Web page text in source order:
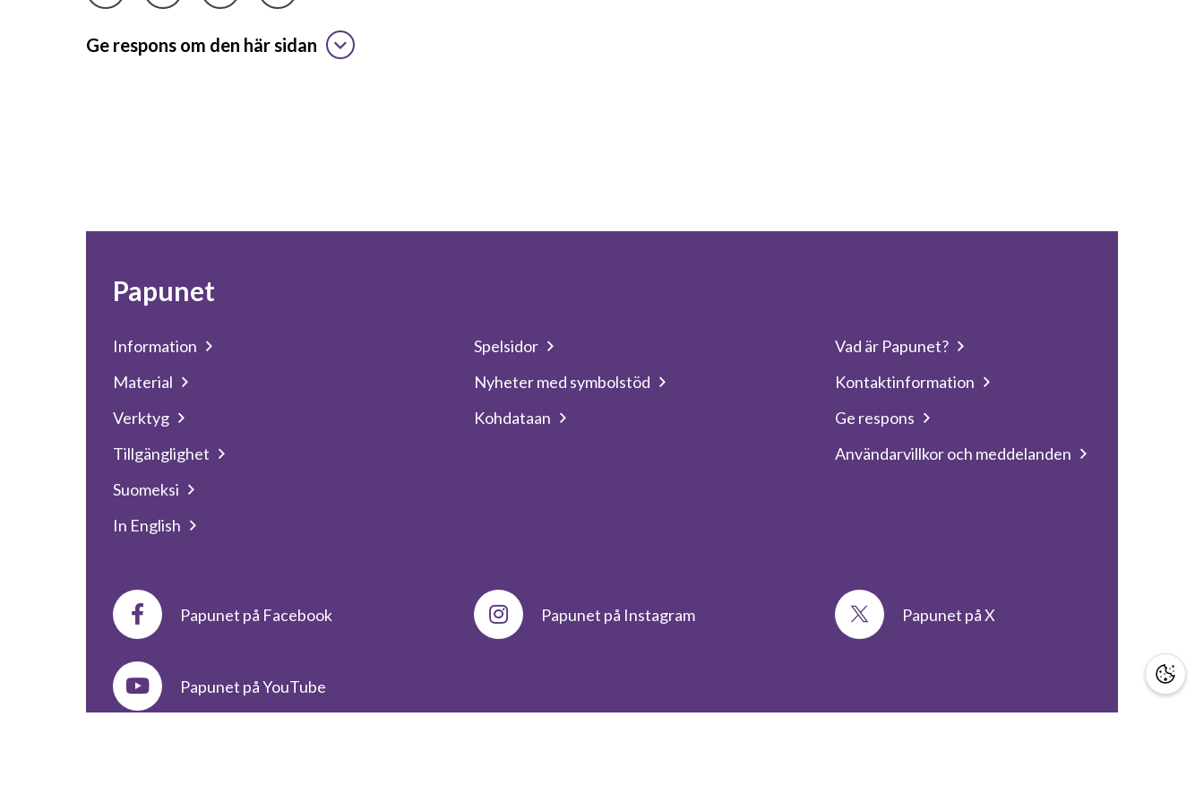
Ge respons om den här sidan
Papunet
Information
Material
Verktyg
Tillgänglighet
Suomeksi
In English
Spelsidor
Nyheter med symbolstöd
Kohdataan
Vad är Papunet?
Kontaktinformation
Ge respons
Användarvillkor och meddelanden
Papunet på Facebook Papunet på Instagram Papunet på X
Papunet på YouTube